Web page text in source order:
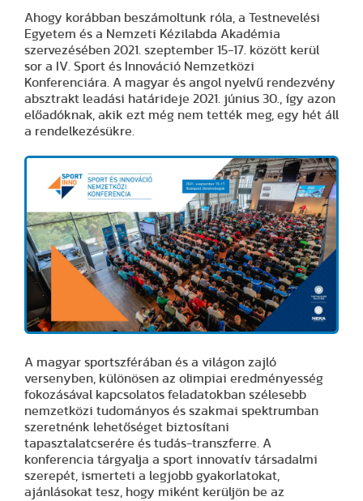
Ahogy korábban beszámoltunk róla, a Testnevelési
Egyetem és a Nemzeti Kézilabda Akadémia
szervezésében 2021. szeptember 15-17. között kerül
sor a IV. Sport és Innováció Nemzetközi
Konferenciára. A magyar és angol nyelvű rendezvény
absztrakt leadási határideje 2021. június 30., így azon
előadóknak, akik ezt még nem tették meg, egy hét áll
a rendelkezésükre.
A magyar sportszférában és a világon zajló
versenyben, különösen az olimpiai eredményesség
fokozásával kapcsolatos feladatokban szélesebb
nemzetközi tudományos és szakmai spektrumban
szeretnénk lehetőséget biztosítani
tapasztalatcserére és tudás-transzferre. A
konferencia tárgyalja a sport innovatív társadalmi
szerepét, ismerteti a legjobb gyakorlatokat,
ajánlásokat tesz, hogy miként kerüljön be az